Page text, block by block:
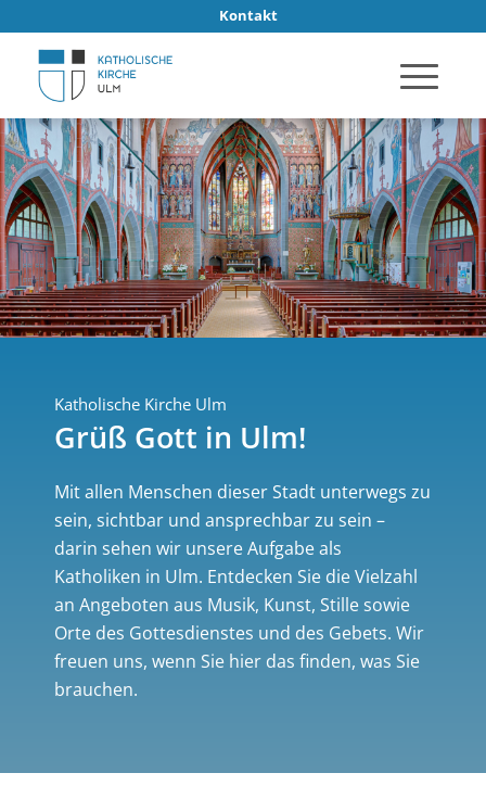
Kontakt
Katholische Kirche Ulm
Grüß Gott in Ulm!
Mit allen Menschen dieser Stadt unterwegs zu
sein, sichtbar und ansprechbar zu sein –
darin sehen wir unsere Aufgabe als
Katholiken in Ulm. Entdecken Sie die Vielzahl
an Angeboten aus Musik, Kunst, Stille sowie
Orte des Gottesdienstes und des Gebets. Wir
freuen uns, wenn Sie hier das finden, was Sie
brauchen.